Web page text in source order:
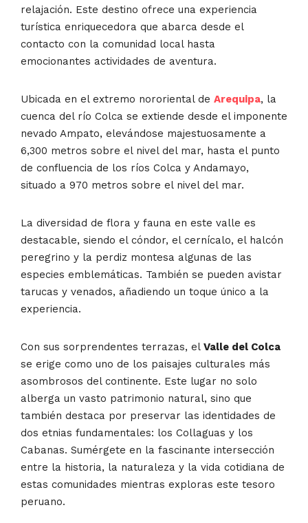
relajación. Este destino ofrece una experiencia
turística enriquecedora que abarca desde el
contacto con la comunidad local hasta
emocionantes actividades de aventura.
Ubicada en el extremo nororiental de Arequipa, la
cuenca del río Colca se extiende desde el imponente
nevado Ampato, elevándose majestuosamente a
6,300 metros sobre el nivel del mar, hasta el punto
de confluencia de los ríos Colca y Andamayo,
situado a 970 metros sobre el nivel del mar.
La diversidad de flora y fauna en este valle es
destacable, siendo el cóndor, el cernícalo, el halcón
peregrino y la perdiz montesa algunas de las
especies emblemáticas. También se pueden avistar
tarucas y venados, añadiendo un toque único a la
experiencia.
Con sus sorprendentes terrazas, el Valle del Colca
se erige como uno de los paisajes culturales más
asombrosos del continente. Este lugar no solo
alberga un vasto patrimonio natural, sino que
también destaca por preservar las identidades de
dos etnias fundamentales: los Collaguas y los
Cabanas. Sumérgete en la fascinante intersección
entre la historia, la naturaleza y la vida cotidiana de
estas comunidades mientras exploras este tesoro
peruano.